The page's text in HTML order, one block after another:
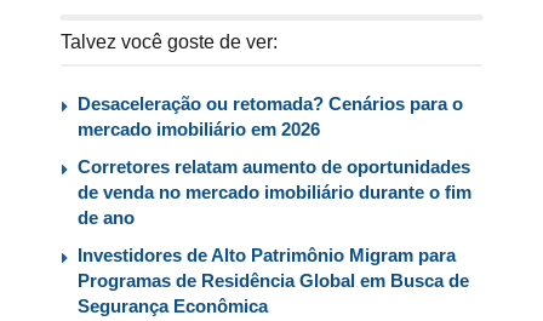
Talvez você goste de ver:
Desaceleração ou retomada? Cenários para o
mercado imobiliário em 2026
Corretores relatam aumento de oportunidades
de venda no mercado imobiliário durante o fim
de ano
Investidores de Alto Patrimônio Migram para
Programas de Residência Global em Busca de
Segurança Econômica